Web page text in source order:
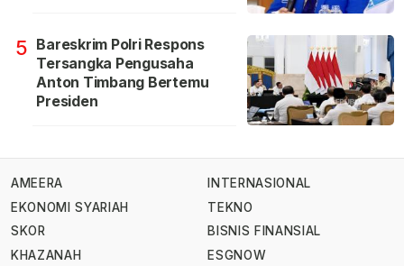
5 Bareskrim Polri Respons
Tersangka Pengusaha
Anton Timbang Bertemu
Presiden
AMEERA
EKONOMI SYARIAH
SKOR
KHAZANAH
INTERNASIONAL
TEKNO
BISNIS FINANSIAL
ESGNOW